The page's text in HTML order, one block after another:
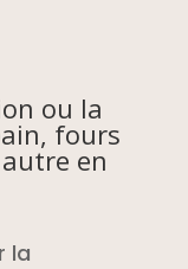
ou la
fours
en
la